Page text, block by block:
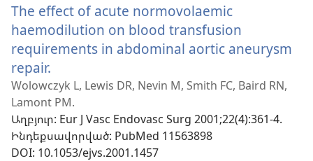
պատուհան)
The effect of acute normovolaemic
haemodilution on blood transfusion
requirements in abdominal aortic aneurysm
repair.
է
նոր
պատուհան)
Wolowczyk L, Lewis DR, Nevin M, Smith FC, Baird RN,
Lamont PM.
Աղբյուր‎: Eur J Vasc Endovasc Surg 2001;22(4):361-4.
Ինդեքսավորված‎: PubMed 11563898
DOI‎: 10.1053/ejvs.2001.1457